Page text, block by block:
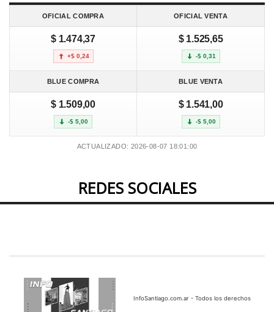
OFICIAL COMPRA OFICIAL VENTA
$ 1.474,37
+$ 0,24
$ 1.525,65
-$ 0,31
BLUE COMPRA BLUE VENTA
$ 1.509,00
-$ 5,00
$ 1.541,00
-$ 5,00
ACTUALIZADO: 2026-08-07 18:01:00
REDES SOCIALES
InfoSantiago.com.ar - Todos los derechos